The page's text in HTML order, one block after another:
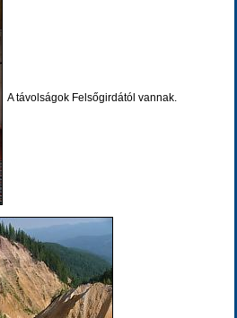
A távolságok Felsőgirdától vannak.